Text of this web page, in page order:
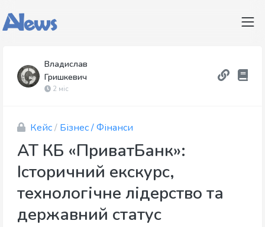
Владислав
Гришкевич
2 міс
Кейс/ Бізнес / Фінанси
АТ КБ «ПриватБанк»:
Історичний екскурс,
технологічне лідерство та
державний статус